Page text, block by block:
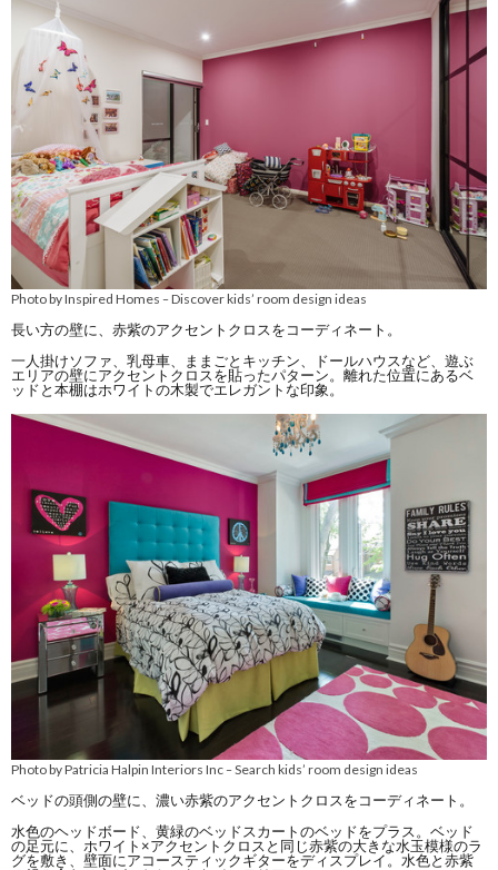
Photo by Inspired Homes –Discover kids’ room design ideas
長い方の壁に、赤紫のアクセントクロスをコーディネート。
一人掛けソファ、乳母車、ままごとキッチン、ドールハウスなど、遊ぶ
エリアの壁にアクセントクロスを貼ったパターン。離れた位置にあるベ
ッドと本棚はホワイトの木製でエレガントな印象。
Photo by Patricia Halpin Interiors Inc–Search kids’ room design ideas
ベッドの頭側の壁に、濃い赤紫のアクセントクロスをコーディネート。
水色のヘッドボード、黄緑のベッドスカートのベッドをプラス。ベッド
の足元に、ホワイト×アクセントクロスと同じ赤紫の大きな水玉模様のラ
グを敷き、壁面にアコースティックギターをディスプレイ。水色と赤紫